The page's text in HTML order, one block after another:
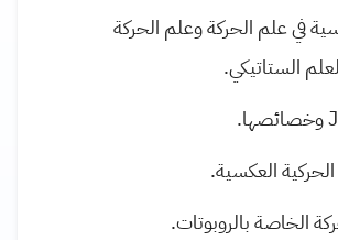
في علم الحركة وعلم الحركة
الستاتيكي.
وخصائصها.
العكسية.
الخاصة بالروبوتات.